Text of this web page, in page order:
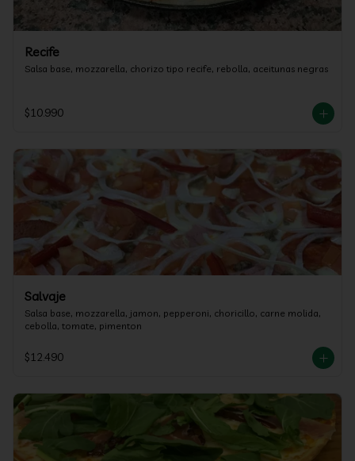
Recife
Salsa base, mozzarella, chorizo tipo recife, rebolla, aceitunas negras
$10.990
Salvaje
Salsa base, mozzarella, jamon, pepperoni, choricillo, carne molida,
cebolla, tomate, pimenton
$12.490